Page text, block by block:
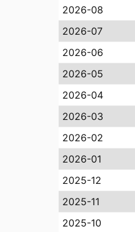
2026-08
2026-07
2026-06
2026-05
2026-04
2026-03
2026-02
2026-01
2025-12
2025-11
2025-10